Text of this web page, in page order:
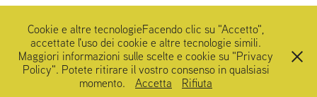
Carlo Marras Photography tutti i diritti riservati /all rights reserved ©
2025
Cookie e altre tecnologieFacendo clic su "Accetto",
accettate l'uso dei cookie e altre tecnologie simili.
Maggiori informazioni sulle scelte e cookie su "Privacy
Policy". Potete ritirare il vostro consenso in qualsiasi
momento.
Accetta Rifiuta